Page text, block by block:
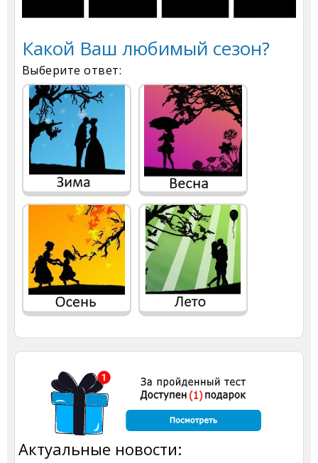
Какой Ваш любимый сезон?
Выберите ответ:
Актуальные новости: